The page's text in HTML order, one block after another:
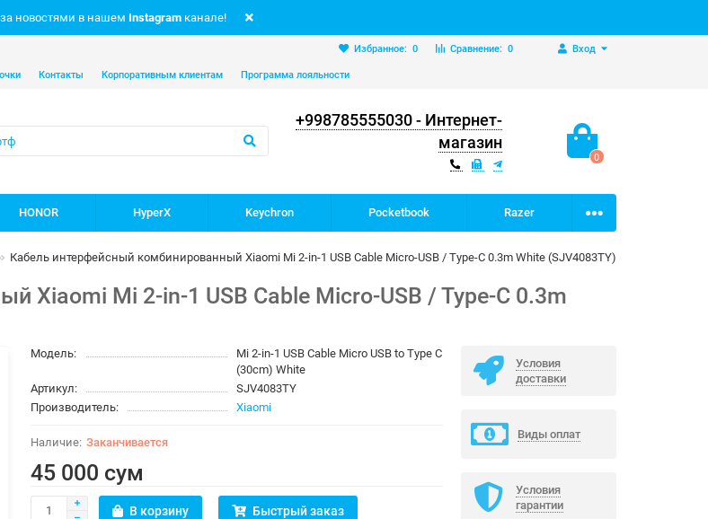
новостями в нашем Instagram канале!
Вход
Сравнение: 0
Избранное: 0
Контакты Корпоративным клиентам Программа лояльности
+998785555030 - Интернет-
магазин
0
HONOR HyperX Keychron Pocketbook Razer
Кабель интерфейсный комбинированный Xiaomi Mi 2-in-1 USB Cable Micro-USB / Type-C 0.3m White (SJV4083TY)
Xiaomi Mi 2-in-1 USB Cable Micro-USB / Type-C 0.3m
Модель:
Mi 2-in-1 USB Cable Micro USB to Type C
(30cm) White
Артикул:
SJV4083TY
Производитель:
Xiaomi
Заканчивается
45 000 сум
В корзину Быстрый заказ
Условия
доставки
Виды оплат
Условия
гарантии